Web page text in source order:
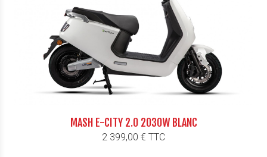
MASH E-CITY 2.0 2030W BLANC
Prix
2 399,00 € TTC